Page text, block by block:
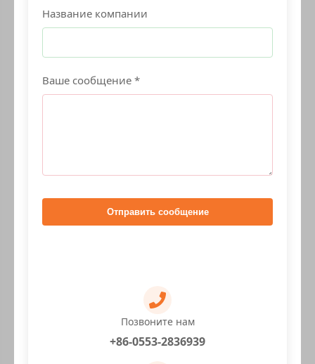
Название компании
Ваше сообщение *
Отправить сообщение
Позвоните нам
+86-0553-2836939